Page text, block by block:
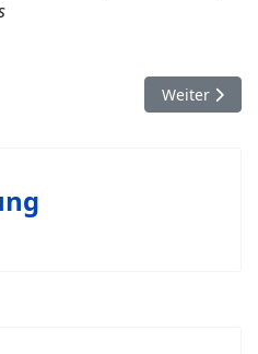
für die Schulbücherei
Nächster
Weiter